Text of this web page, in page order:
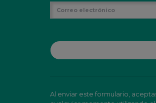
Al enviar este formulario,